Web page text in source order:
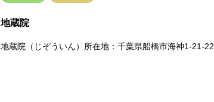
地蔵院
地蔵院（じぞういん）所在地：千葉県船橋市海神1-21-22